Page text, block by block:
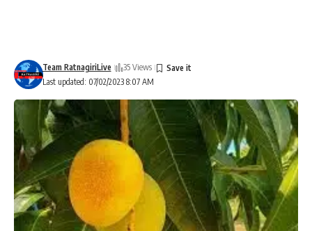
Last updated: 07/02/2023 8:07 AM
Team RatnagiriLive 35 Views